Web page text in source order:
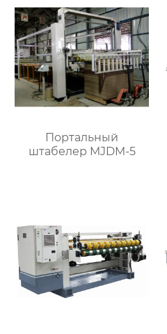
Портальный
штабелер MJDM-5